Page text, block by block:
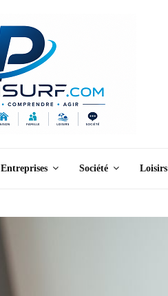
Entreprises Société Loisirs